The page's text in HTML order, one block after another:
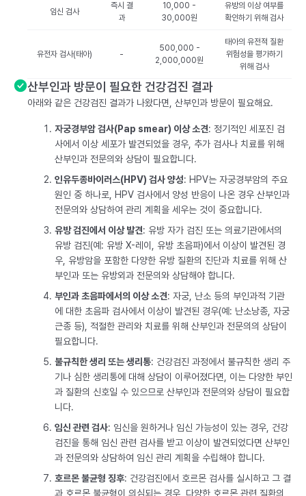
임신 검사
즉시 결
과
10,000 -
30,000원
유방의 이상 여부를
확인하기 위해 검사
유전자 검사(태아) -
500,000 -
2,000,000원
태아의 유전적 질환
위험성을 평가하기
위해 검사
산부인과 방문이 필요한 건강검진 결과
아래와 같은 건강검진 결과가 나왔다면, 산부인과 방문이 필요해요.
자궁경부암 검사(Pap smear) 이상 소견: 정기적인 세포진 검
사에서 이상 세포가 발견되었을 경우, 추가 검사나 치료를 위해
산부인과 전문의와 상담이 필요합니다.
인유두종바이러스(HPV) 검사 양성: HPV는 자궁경부암의 주요
원인 중 하나로, HPV 검사에서 양성 반응이 나온 경우 산부인과
전문의와 상담하여 관리 계획을 세우는 것이 중요합니다.
유방 검진에서 이상 발견: 유방 자가 검진 또는 의료기관에서의
유방 검진(예: 유방 X-레이, 유방 초음파)에서 이상이 발견된 경
우, 유방암을 포함한 다양한 유방 질환의 진단과 치료를 위해 산
부인과 또는 유방외과 전문의와 상담해야 합니다.
부인과 초음파에서의 이상 소견: 자궁, 난소 등의 부인과적 기관
에 대한 초음파 검사에서 이상이 발견된 경우(예: 난소낭종, 자궁
근종 등), 적절한 관리와 치료를 위해 산부인과 전문의의 상담이
필요합니다.
불규칙한 생리 또는 생리통: 건강검진 과정에서 불규칙한 생리 주
기나 심한 생리통에 대해 상담이 이루어졌다면, 이는 다양한 부인
과 질환의 신호일 수 있으므로 산부인과 전문의와 상담이 필요합
니다.
임신 관련 검사: 임신을 원하거나 임신 가능성이 있는 경우, 건강
검진을 통해 임신 관련 검사를 받고 이상이 발견되었다면 산부인
과 전문의와 상담하여 임신 관리 계획을 수립해야 합니다.
호르몬 불균형 징후: 건강검진에서 호르몬 검사를 실시하고 그 결
과 호르몬 불균형이 의심되는 경우, 다양한 호르몬 관련 질환의